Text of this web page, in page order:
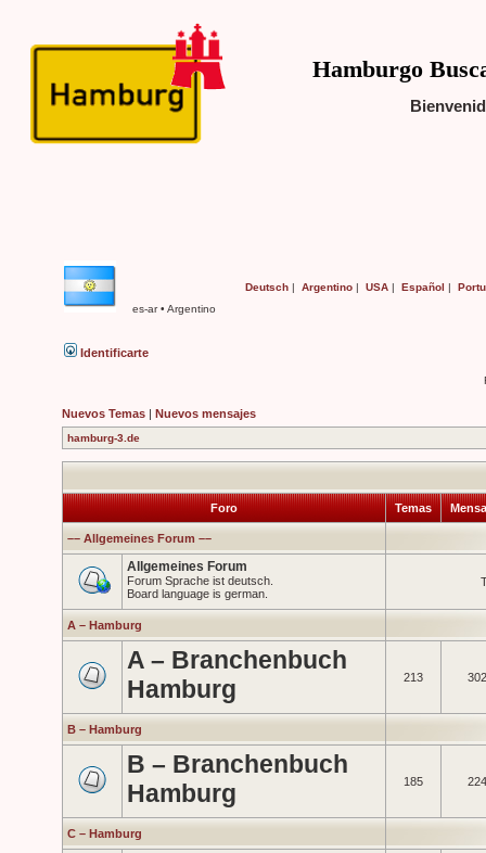
Hamburgo
es-ar • Argentino
Deutsch | Argentino | USA | Español |
Identificarte
Nuevos Temas | Nuevos mensajes
hamburg-3.de
Foro Temas
–– Allgemeines Forum ––
Allgemeines Forum
Forum Sprache ist deutsch.
Board language is german.
A – Hamburg
A – Branchenbuch
Hamburg
213 302
B – Hamburg
B – Branchenbuch
Hamburg
185 224
C – Hamburg